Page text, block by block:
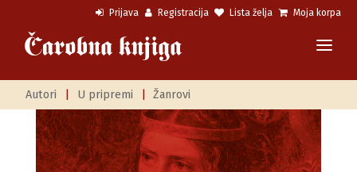
Prijava Registracija Lista želja Moja korpa
Autori U pripremi Žanrovi